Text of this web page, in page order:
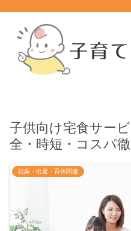
子供向け宅食サー
全・時短・コスパ
妊娠・出産・育休関連